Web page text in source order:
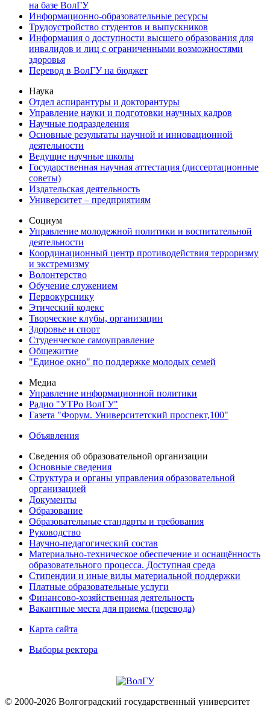
на базе ВолГУ
Информационно-образовательные ресурсы
Трудоустройство студентов и выпускников
Информация о доступности высшего образования для
инвалидов и лиц с ограниченными возможностями
здоровья
Перевод в ВолГУ на бюджет
Наука
Отдел аспирантуры и докторантуры
Управление науки и подготовки научных кадров
Научные подразделения
Основные результаты научной и инновационной
деятельности
Ведущие научные школы
Государственная научная аттестация (диссертационные
советы)
Издательская деятельность
Университет – предприятиям
Социум
Управление молодежной политики и воспитательной
деятельности
Координационный центр противодействия терроризму
и экстремизму
Волонтерство
Обучение служением
Первокурснику
Этический кодекс
Творческие клубы, организации
Здоровье и спорт
Студенческое самоуправление
Общежитие
"Единое окно" по поддержке молодых семей
Медиа
Управление информационной политики
Радио "УТРо ВолГУ"
Газета "Форум. Университетский проспект,100"
Объявления
Сведения об образовательной организации
Основные сведения
Структура и органы управления образовательной
организацией
Документы
Образование
Образовательные стандарты и требования
Руководство
Научно-педагогический состав
Материально-техническое обеспечение и оснащённость
образовательного процесса. Доступная среда
Стипендии и иные виды материальной поддержки
Платные образовательные услуги
Финансово-хозяйственная деятельность
Вакантные места для приема (перевода)
Карта сайта
Выборы ректора
© 2000-2026 Волгоградский государственный университет